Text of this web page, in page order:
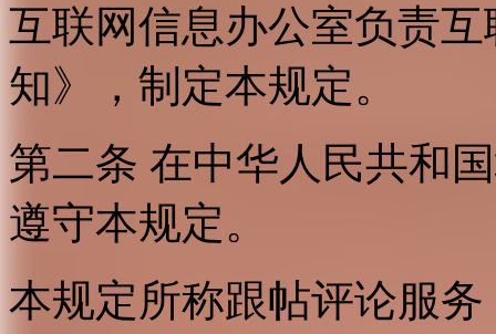
互联网信息办公室负责
知》，制定本规定。
第二条 在中华人民共和
遵守本规定。
本规定所称跟帖评论服